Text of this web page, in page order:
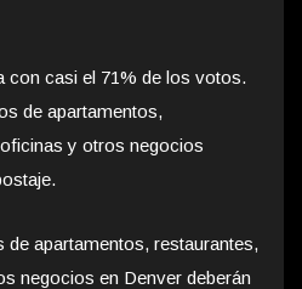
con casi el 71% de los votos.
de apartamentos,
y otros negocios
apartamentos, restaurantes,
negocios en Denver deberán